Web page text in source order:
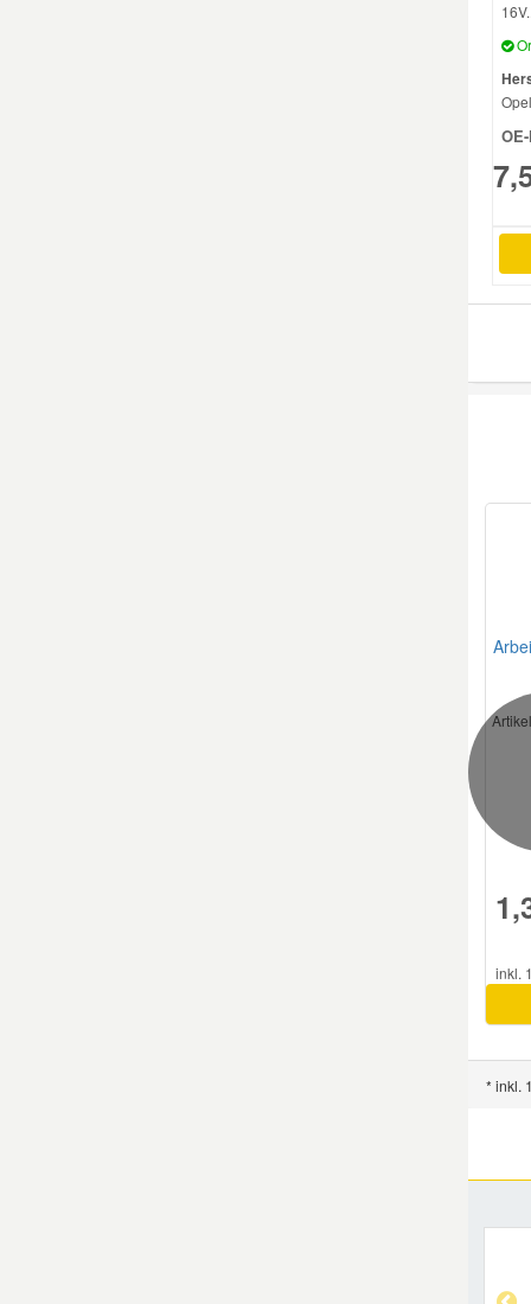
Opel
inkl.
* inkl.